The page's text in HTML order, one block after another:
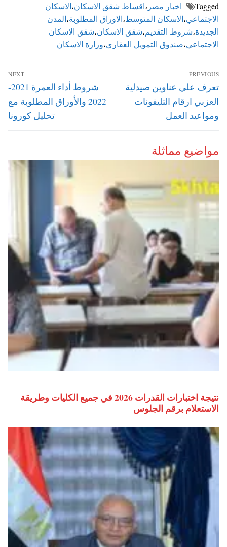
Tagged اخبار مصر ،اقساط شقق الاسكان،الاسكان
الاجتماعي،الاسكان المتوسط،الاوراق المطلوبة،المدن
الجديدة،شروط التقديم،شقق الاسكان،شقق الاسكان
الاجتماعي،صندوق التمويل العقاري،وزارة الاسكان
تصفّح
المقالات
PREVIOUS
Previous
post:
تعرف علي عناوين صيدلية
العزبي ارقام التليفونات
ومواعيد العمل
NEXT
Next
post:
شروط أداء العمرة 2021-
2022 والأوراق المطلوبة مع
تحليل كورونا
مواضيع مماثلة
نتيجة اختبارات القدرات 2026 في جميع الكليات وطريقة
الاستعلام برقم الجلوس